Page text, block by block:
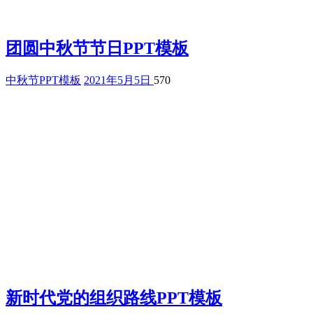
团圆中秋节节日PPT模板
中秋节PPT模板 2021年5月5日 570
新时代党的组织路线PPT模板